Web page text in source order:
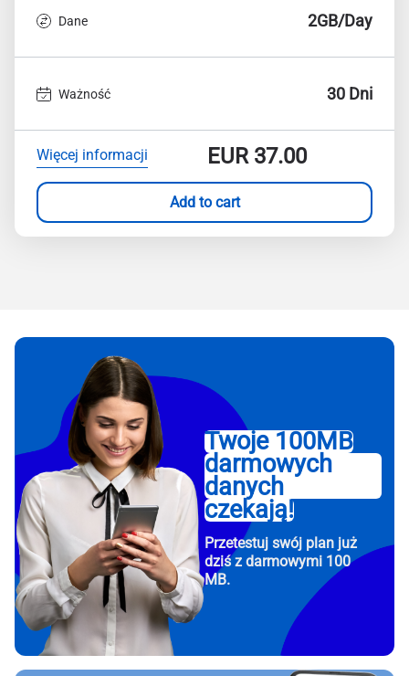
Dane 2GB/Day
Ważność 30 Dni
Więcej informacji EUR37.00
Add to cart
Twoje 100MB
darmowych
danych
czekają!
Przetestuj swój plan już
dziś z darmowymi 100
MB.